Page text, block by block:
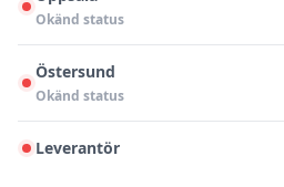
Okänd status
Östersund
Okänd status
Leverantör